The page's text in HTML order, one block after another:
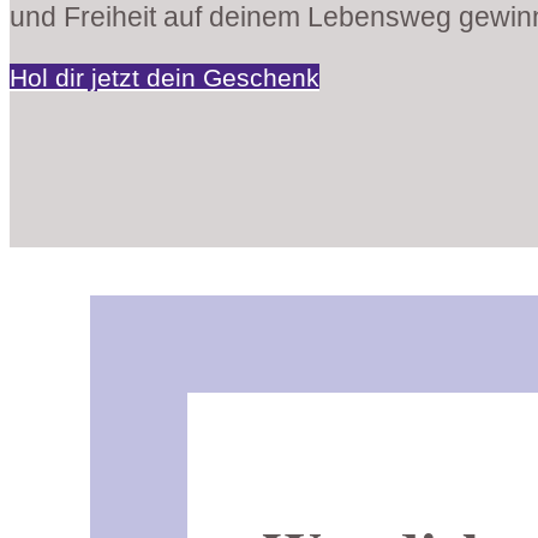
und Freiheit auf deinem Lebensweg
Hol dir jetzt dein Geschenk